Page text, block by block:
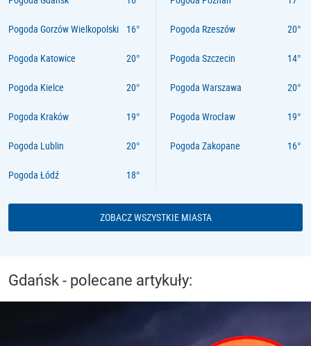
Pogoda Gorzów Wielkopolski
Pogoda Katowice
Pogoda Kielce
Pogoda Kraków
Pogoda Lublin
Pogoda Łódź
Pogoda Rzeszów
Pogoda Szczecin
Pogoda Warszawa
Pogoda Wrocław
Pogoda Zakopane
ZOBACZ WSZYSTKIE MIASTA
Gdańsk - polecane artykuły: